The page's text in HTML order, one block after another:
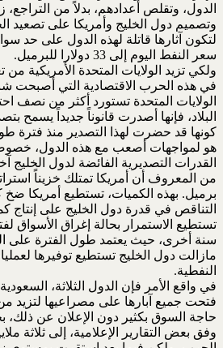
الدول، وتقلص أعدادهم، بدلاً من التراجع،
وتصميم دول الخليج وأمريكا على تصعيد
لتكون آثارها قاتلة لهذه الدول على حد
سعر النفط اليوم إلى 33 دولارا للبرميل.
ولكي تزيد الولايات المتحدة الأمريكية
في هذه الحرب الاقتصادية التي أصبحت
الولايات المتحدة تستورد أكثر من نصف
البلاد، فإنها أصدرت قانوناً جديداً يسمح
كونها قد حضرت لهذا التصدير منذ فترة
هو لمواجهات أصعب مع هذه الدول،
القدرات التصديرية الفائضة لدول الخليج
برميل. بهذه الكميات، تستطيع أمريكا
التناقص في قدرة دول الخليج على إنتاج
تستطيع الاستمرار بحالة إغراق الأسواق
سنة أخرى، حيث يعتمد طول الفترة على
مازالت دول الخليج تستطيع توفيرها
النفطية.
في واقع الأمر فإن الدول الثلاثة،
فتحت جميع آبارها على مصراعيها لتزيد
حاجة السوق بكثير دون الإعلان عن
وفق بعض التقارير الإعلامية، إلى ثلاثة